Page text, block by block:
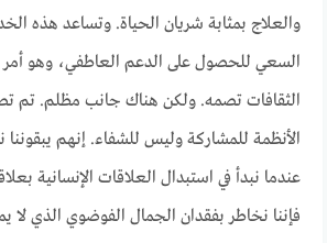
والعلاج بمثابة شريان الحياة. وتساعد هذه
السعي للحصول على الدعم العاطفي، وهو أمر
الثقافات تصمه. ولكن هناك جانب مظلم. تم
الأنظمة للمشاركة وليس للشفاء. إنهم يبقوننا
عندما نبدأ في استبدال العلاقات الإنسانية
فإننا نخاطر بفقدان الجمال الفوضوي الذي لا